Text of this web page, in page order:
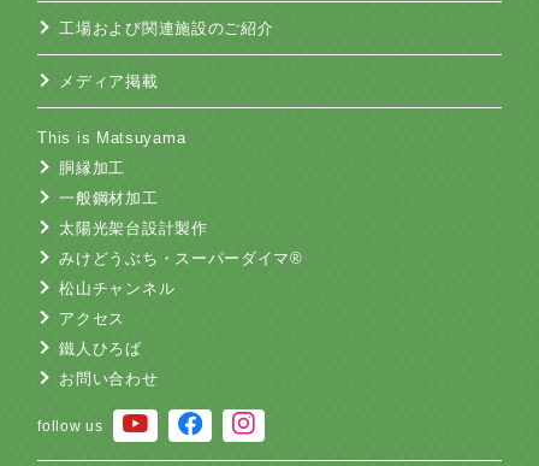
工場および関連施設のご紹介
メディア掲載
This is Matsuyama
胴縁加工
一般鋼材加工
太陽光架台設計製作
みけどうぶち・スーパーダイマ®
松山チャンネル
アクセス
鐵人ひろば
お問い合わせ
follow us